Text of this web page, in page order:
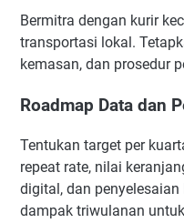
Bermitra dengan kurir
transportasi lokal.
kemasan, dan prosedur
Roadmap Data dan
Tentukan target per
repeat rate, nilai
digital, dan
dampak triwulanan